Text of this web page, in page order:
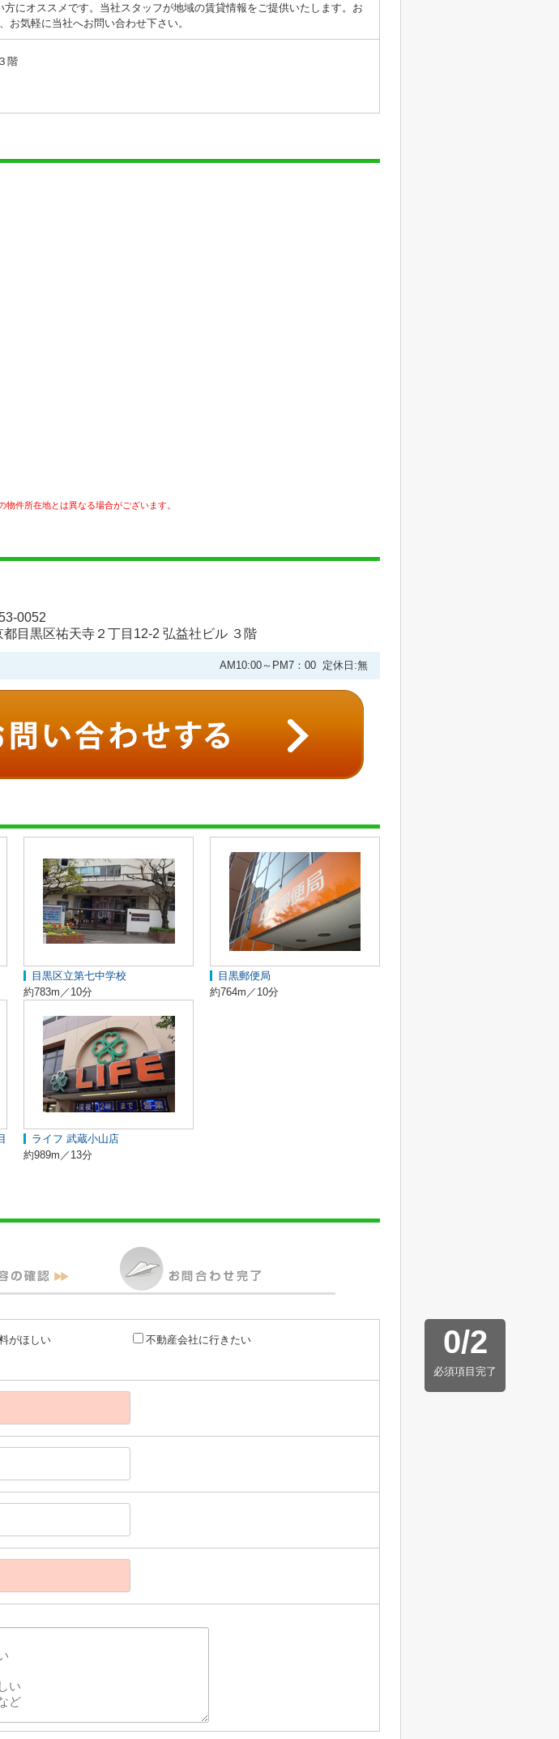
にオススメです。当社スタッフが地域の賃貸情報をご提供いたします。お
お気軽に当社へお問い合わせ下さい。
階
件所在地とは異なる場合がございます。
0052
都目黒区祐天寺２丁目12-2 弘益社ビル ３階
AM10:00～PM7：00 定休日:無
目黒区立第七中学校
約783m／10分
目黒郵便局
約764m／10分
ライフ 武蔵小山店
約989m／13分
0/2
必須項目完了
がほしい
不動産会社に行きたい